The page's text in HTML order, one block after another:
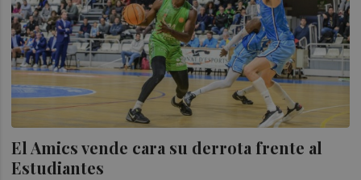
El Amics vende cara su derrota frente al
Estudiantes